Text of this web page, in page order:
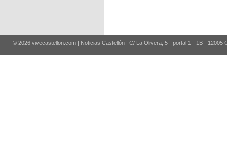
© 2026 vivecastellon.com | Noticias Castellón | C/ La Olivera, 5 - portal 1 - 1B - 12005